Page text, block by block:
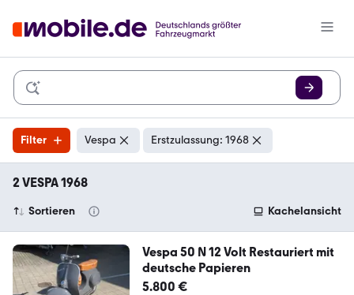
Filter Vespa Erstzulassung: 1968
2 VESPA 1968
Sortieren Kachelansicht
Vespa 50 N 12 Volt Restauriert mit
deutsche Papieren
5.800 €